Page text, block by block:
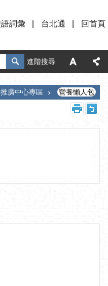
詞彙 台北通 回首頁
進階搜尋
廣中心專區 營養懶人包